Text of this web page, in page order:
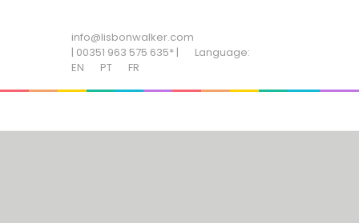
info@lisbonwalker.com
| 00351 963 575 635* |
Language:
EN
PT FR